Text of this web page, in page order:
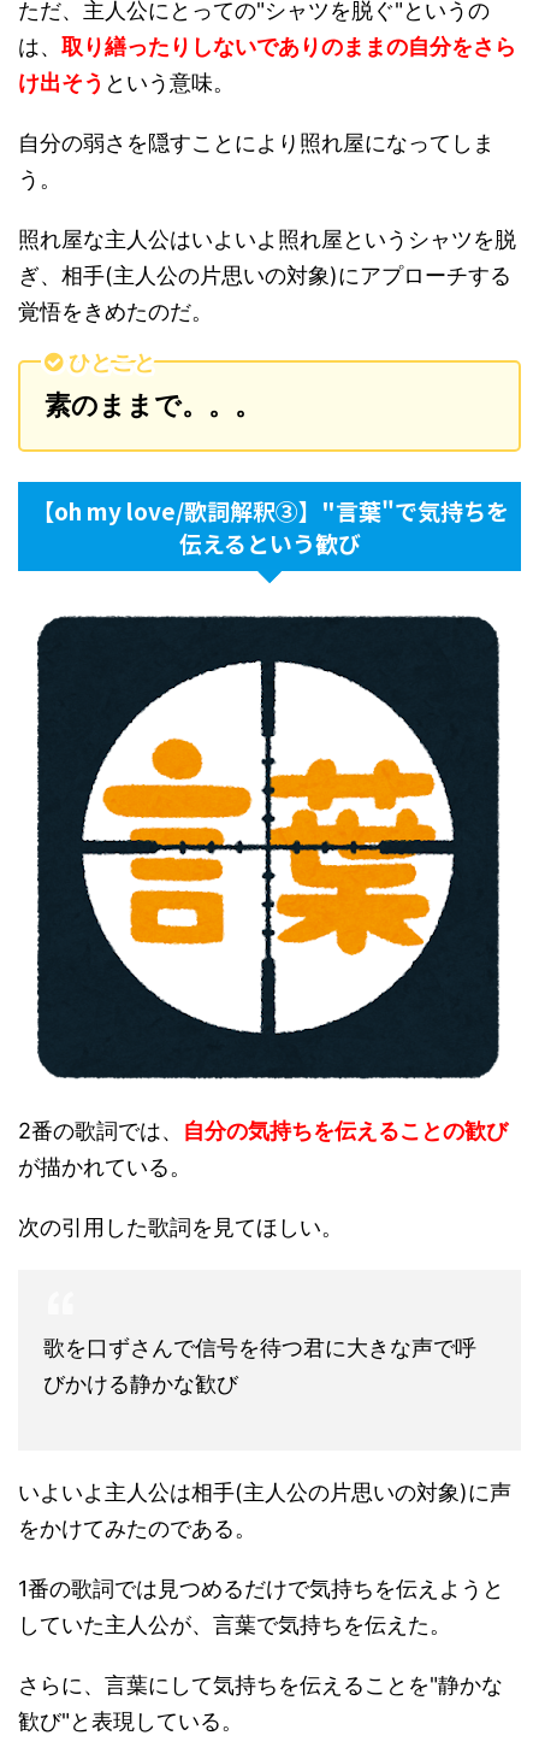
ただ、主人公にとっての"シャツを脱ぐ"というの
は、 取り繕ったりしないでありのままの自分をさら
け出そう という意味。
自分の弱さを隠すことにより照れ屋になってしま
う。
照れ屋な主人公はいよいよ照れ屋というシャツを脱
ぎ、相手(主人公の片思いの対象)にアプローチする
覚悟をきめたのだ。
ひとこと
素のままで。。。
【oh my love/歌詞解釈③】"言葉"で気持ちを
伝えるという歓び
2番の歌詞では、 自分の気持ちを伝えることの歓び
が描かれている。
次の引用した歌詞を見てほしい。
歌を口ずさんで信号を待つ君に大きな声で呼
びかける静かな歓び
いよいよ主人公は相手(主人公の片思いの対象)に声
をかけてみたのである。
1番の歌詞では見つめるだけで気持ちを伝えようと
していた主人公が、言葉で気持ちを伝えた。
さらに、言葉にして気持ちを伝えることを"静かな
歓び"と表現している。